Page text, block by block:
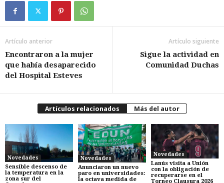
Artículo anterior
Encontraron a la mujer
que había desaparecido
del Hospital Esteves
Artículo siguiente
Sigue la actividad en
Comunidad Duchas
Artículos relacionados Más del autor
Novedades
Sensible descenso de
la temperatura en la
zona sur del
Novedades
Anunciaron un nuevo
paro en universidades:
la octava medida de
Novedades
Lanús visita a Unión
con la obligación de
recuperarse en el
Torneo Clausura 2026